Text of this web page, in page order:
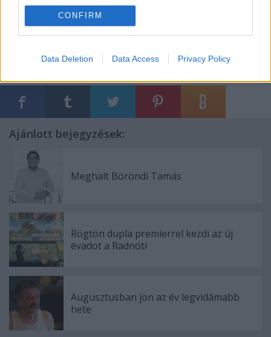
CONFIRM
Data Deletion Data Access Privacy Policy
Rendező:Janik László. Jegyár : 800 Ft.
Ajánlott bejegyzések:
Meghalt Böröndi Tamás
Rögtön dupla premierrel kezdi az új
évadot a Radnóti
Augusztusban jön az év legvidámabb
hete